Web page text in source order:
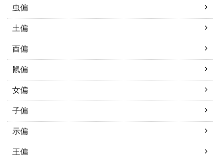
虫偏
土偏
酉偏
鼠偏
女偏
子偏
示偏
王偏